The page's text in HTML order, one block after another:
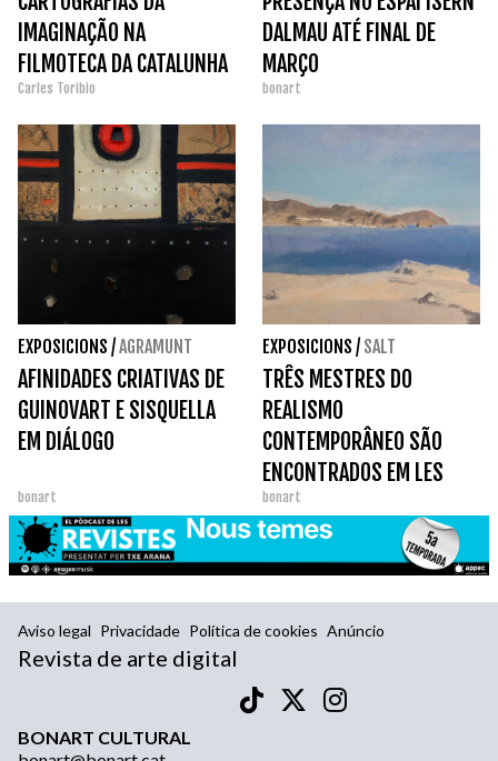
IMAGINAÇÃO NA
FILMOTECA DA CATALUNHA
Carles Toribio
DALMAU ATÉ FINAL DE
MARÇO
bonart
EXPOSICIONS /AGRAMUNT
AFINIDADES CRIATIVAS DE
GUINOVART E SISQUELLA
EM DIÁLOGO
bonart
EXPOSICIONS / SALT
TRÊS MESTRES DO
REALISMO
CONTEMPORÂNEO SÃO
ENCONTRADOS EM LES
BERNARDES: ANTONIO
LÓPEZ, MARÍA MORENO E
ANTONIO LÓPEZ GARCÍA
bonart
Aviso legal Privacidade Política de cookies Anúncio
Revista de arte digital
BONART CULTURAL